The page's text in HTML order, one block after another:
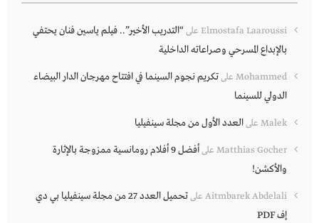
Elmostafa Laaroussi على“التدريب الأخير”.. فيلم ياسين فنان يحتفي
بالإبداع المسرحي وصراعاته الداخلية
Mohammed علىتكريم نجوم السينما في افتتاح مهرجان الدار البيضاء
الدولي للسينما
Malek علىالعدد الأول من مجلة سينفيليا
Matthias Gocher على
أفضل 9 أفلام رومانسية ممزوجة بالإثارة
والأكشن!
Aitmbarek Abdelali على
تحميل العدد 27 من مجلة سينفيليا بي دي
إف PDF